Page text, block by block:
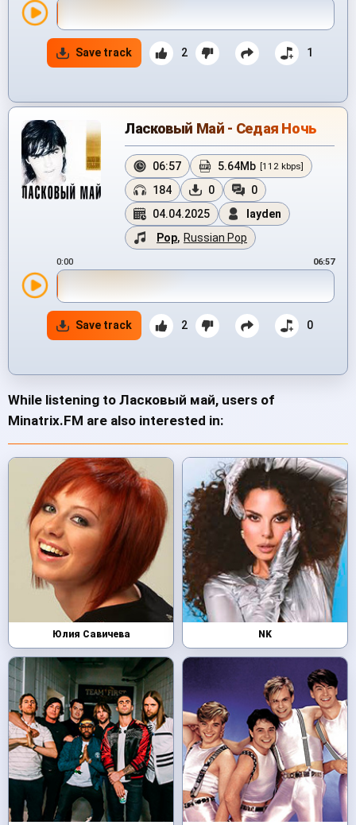
Save track 2 1
Ласковый Май - Седая Ночь
06:57 5.64Mb [112 kbps]
184 0
0
04.04.2025
layden
Pop, Russian Pop
0:00 06:57
Save track 2 0
While listening to Ласковый май, users of
Minatrix.FM are also interested in:
Юлия Савичева NK